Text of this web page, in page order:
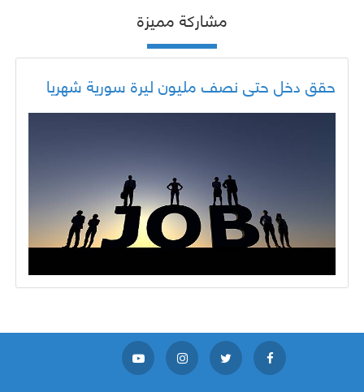
مشاركة مميزة
حقق دخل حتى نصف مليون ليرة سورية شهريا